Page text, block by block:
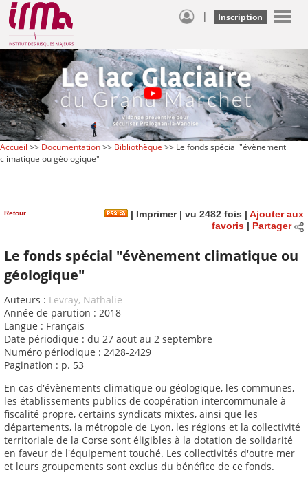
| Inscription
Accueil >> Documentation>> Bibliothèque >> Le fonds spécial "évènement
climatique ou géologique"
Retour | Imprimer| vu 2482 fois | Ajouter aux
favoris| Partager
Le fonds spécial "évènement climatique ou
géologique"
Auteurs : Levray, Nathalie
Année de parution : 2018
Langue : Français
Date périodique : du 27 aout au 2 septembre
Numéro périodique : 2428-2429
Pagination : p. 53
En cas d'évènements climatique ou géologique, les communes,
les établissements publics de coopération intercommunale à
fiscalité propre, certains syndicats mixtes, ainsi que les
départements, la métropole de Lyon, les régions et la collectivité
territoriale de la Corse sont éligibles à la dotation de solidarité
en faveur de l'équipement touché. Les collectivités d'outre mer
et leurs groupements sont exclus du bénéfice de ce fonds.